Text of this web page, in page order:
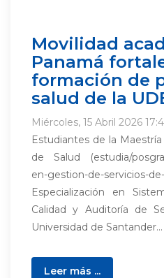
Movilidad
Panamá
formación de
salud de la
Miércoles, 15 Abril 2026
Estudiantes de la
de Salud (estudia/
en-gestion-de-
Especialización en
Calidad y Auditoría de
Universidad de Santander...
Leer más ...